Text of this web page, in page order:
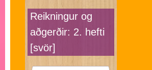
Reikningur og
aðgerðir: 2. hefti
[svör]